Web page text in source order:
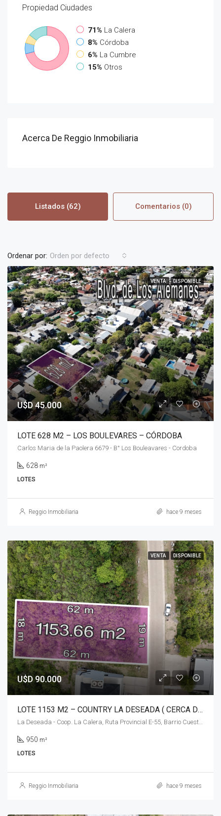
Propiedad Ciudades
71% La Calera
8% Córdoba
6% La Cumbre
15% Otros
Acerca De Reggio Inmobiliaria
Listados (62) Comentarios (0)
Ordenar por: Orden por defecto
VENTA DISPONIBLE
U$D 45.000
LOTE 628 M2 – LOS BOULEVARES – CÓRDOBA
Carlos Maria de la Paolera 6679 - B° Los Bouleavares - Cordoba
628 m²
LOTES
Reggio Inmobiliaria hace 9 meses
VENTA DISPONIBLE
U$D 90.000
LOTE 1153 M2 – COUNTRY LA DESEADA ( CERCA DEL INGRESO) – LA CALERA
La Deseada - Coop. La Calera, Ruta Provincial E-55, Barrio Cuesta Colorada (La Calera), La Calera, Pedanía Calera Norte, Departamento Colón, Córdoba, X5111, Argentina
950 m²
LOTES
Reggio Inmobiliaria hace 9 meses